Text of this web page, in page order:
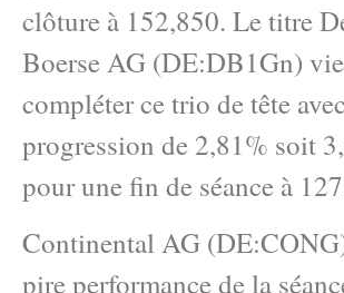
clôture à 152,850. Le titre
Boerse AG (DE:DB1Gn)
compléter ce trio de tête
progression de 2,81% soit
pour une fin de séance à
Continental AG
pire performance de la